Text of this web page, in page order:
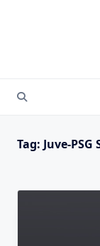
Tag: Juve-